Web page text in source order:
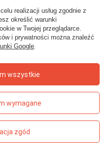
i odbierz monety na
ofert na
monet
realizacji usług zgodnie z
określić warunki
w Twojej przeglądarce.
i prywatności można znaleźć
Google.
wymagane
zgód
wszystkie